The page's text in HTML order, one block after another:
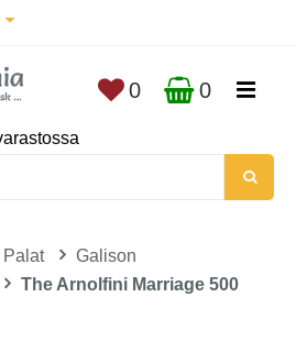
0 0
Palat
Galison
The Arnolfini Marriage 500